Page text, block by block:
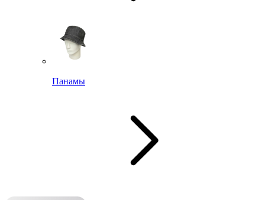
Панамы